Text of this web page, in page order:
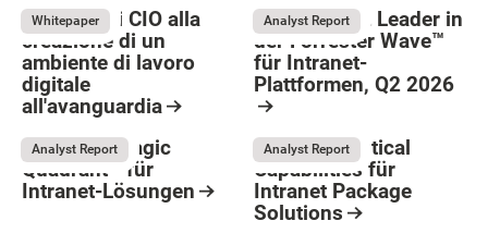
Button Text
May 26, 2026
Whitepaper
Guida per i CIO alla
creazione di un
ambiente di lavoro
digitale
all'avanguardia
Analyst Report
LumApps ist Leader in
der Forrester Wave™
für Intranet-
Plattformen, Q2 2026
Analyst Report
Gartner® Magic
Quadrant™ für
Intranet-Lösungen
Analyst Report
Gartner® Critical
Capabilities für
Intranet Package
Solutions